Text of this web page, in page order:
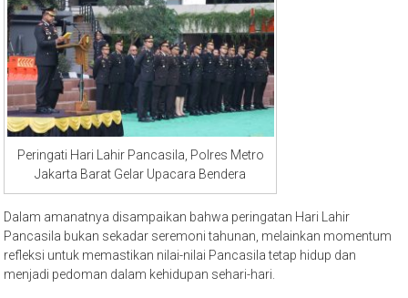
Peringati Hari Lahir Pancasila, Polres Metro
Jakarta Barat Gelar Upacara Bendera
Dalam amanatnya disampaikan bahwa peringatan Hari Lahir
Pancasila bukan sekadar seremoni tahunan, melainkan momentum
refleksi untuk memastikan nilai-nilai Pancasila tetap hidup dan
menjadi pedoman dalam kehidupan sehari-hari.